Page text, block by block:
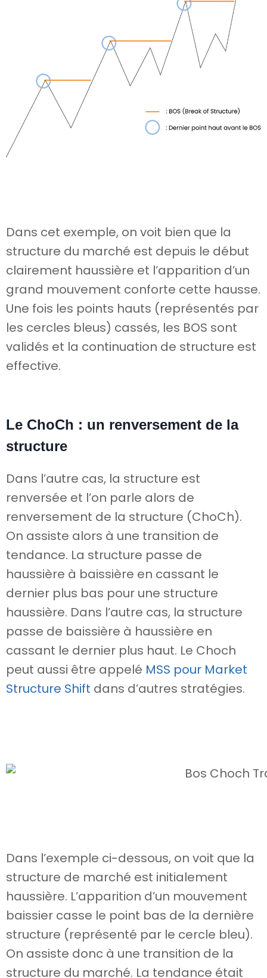
Dans cet exemple, on voit bien que la
structure du marché est depuis le début
clairement haussière et l’apparition d’un
grand mouvement conforte cette hausse.
Une fois les points hauts (représentés par
les cercles bleus) cassés, les BOS sont
validés et la continuation de structure est
effective.
Le ChoCh : un renversement de la
structure
Dans l’autre cas, la structure est
renversée et l’on parle alors de
renversement de la structure (ChoCh).
On assiste alors à une transition de
tendance. La structure passe de
haussière à baissière en cassant le
dernier plus bas pour une structure
haussière. Dans l’autre cas, la structure
passe de baissière à haussière en
cassant le dernier plus haut. Le Choch
peut aussi être appelé MSS pour Market
Structure Shift dans d’autres stratégies.
Dans l’exemple ci-dessous, on voit que la
structure de marché est initialement
haussière. L’apparition d’un mouvement
baissier casse le point bas de la dernière
structure (représenté par le cercle bleu).
On assiste donc à une transition de la
structure du marché. La tendance était